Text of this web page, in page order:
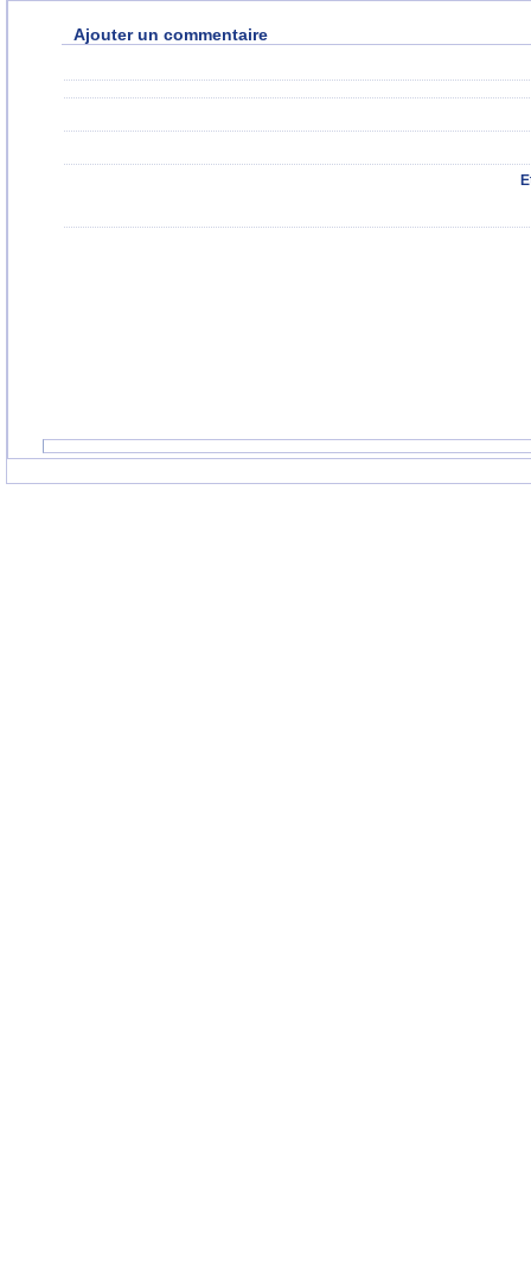
Ajouter un commentaire